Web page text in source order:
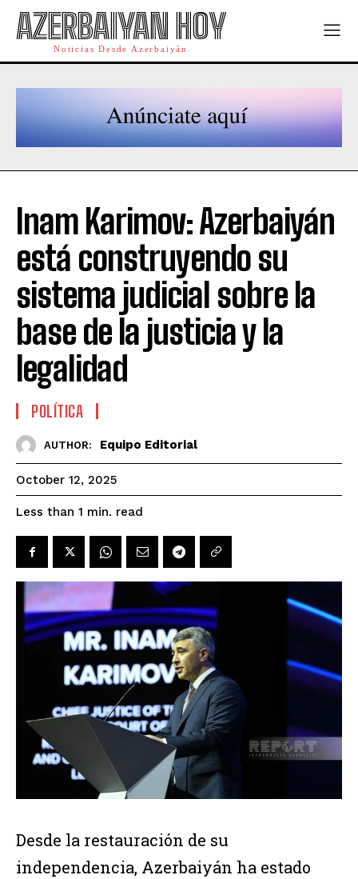
AZERBAIYAN HOY
Noticias Desde Azerbaiyán
Inam Karimov: Azerbaiyán
está construyendo su
sistema judicial sobre la
base de la justicia y la
legalidad
POLÍTICA
AUTHOR: Equipo Editorial
October 12, 2025
Less than 1 min. read
Desde la restauración de su
independencia, Azerbaiyán ha estado